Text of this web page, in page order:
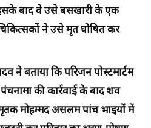
बाद वे उसे बसखारी के एक
ने उसे मृत घोषित कर
ने बताया कि परिजन पोस्टमार्टम
की कार्रवाई के बाद शव
मोहम्मद असलम पांच भाइयों में